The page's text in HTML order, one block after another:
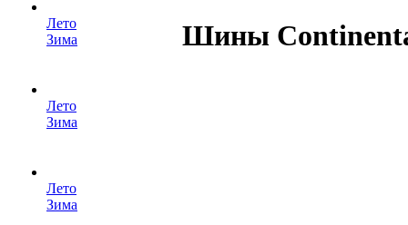
Лето
Зима
Лето
Зима
Лето
Зима
Шины